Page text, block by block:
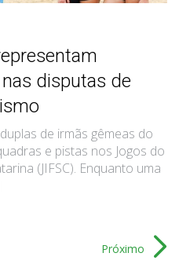
disputas de
de irmãs gêmeas do
e pistas nos Jogos do
(JIFSC). Enquanto uma
Próximo